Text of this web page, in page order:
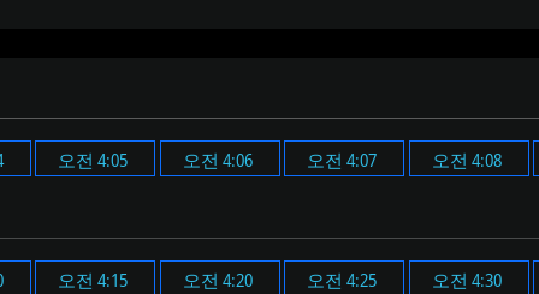
오전 4:05 오전 4:06 오전 4:07 오전 4:08
오전 4:15 오전 4:20 오전 4:25 오전 4:30